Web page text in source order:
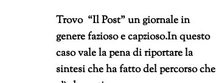
Trovo “Il Post” un giornale in
genere fazioso e capzioso.In questo
caso vale la pena di riportare la
sintesi che ha fatto del percorso che